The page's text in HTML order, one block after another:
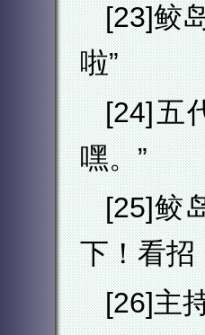
[23]鲛
啦”
[24]五
嘿。”
[25]鲛
下！看招
[26]主